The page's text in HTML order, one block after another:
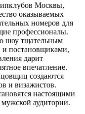
Москвы,
оказываемых
номеров для
профессионалы.
шоу тщательным
и постановщиками,
дарит
впечатление.
создаются
и визажистов.
настоящими
аудитории.